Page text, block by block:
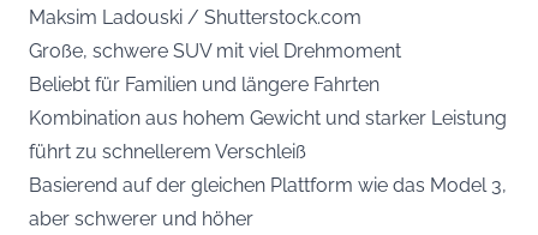
Maksim Ladouski / Shutterstock.com
Große, schwere SUV mit viel Drehmoment
Beliebt für Familien und längere Fahrten
Kombination aus hohem Gewicht und starker Leistung
führt zu schnellerem Verschleiß
Basierend auf der gleichen Plattform wie das Model 3,
aber schwerer und höher